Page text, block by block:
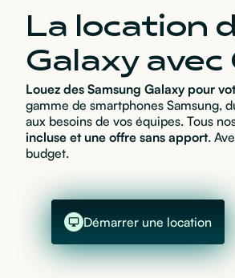
La location
Galaxy avec
Louez des Samsung Galaxy pour
gamme de smartphones Samsung,
aux besoins de vos équipes. Tous
incluse et une offre sans apport.
budget.
Démarrer une location